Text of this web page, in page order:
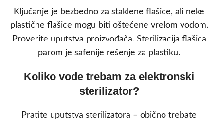
Ključanje je bezbedno za staklene flašice, ali neke
plastične flašice mogu biti oštećene vrelom vodom.
Proverite uputstva proizvođača. Sterilizacija flašica
parom je safenije rešenje za plastiku.
Koliko vode trebam za elektronski
sterilizator?
Pratite uputstva sterilizatora – obično trebate